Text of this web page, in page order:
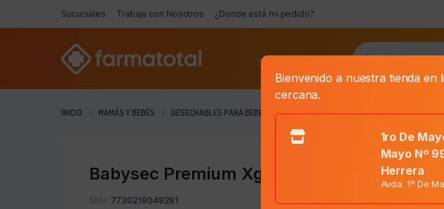
Sucursales Trabaja con Nosotros ¿Donde está mi pedido?
INICIO MAMÁS Y BEBÉS DESECHABLES PARA BEBE PAÑAL PARA BEBE BABYSEC PREMIUM XG
Babysec Premium Xg X 48 Un
SKU: 7730219048281
Bienvenido a nuestra tienda
cercana.
1ro De
Mayo Nº
Herrera
Avda. 1º De